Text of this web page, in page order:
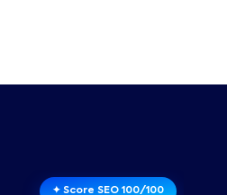
✦ Score SEO 100/100